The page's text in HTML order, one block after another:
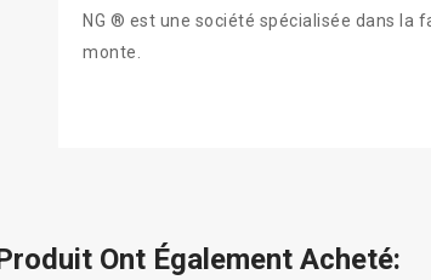
NG ® est une société spécialisée dans la
monte.
Ont Également Acheté: